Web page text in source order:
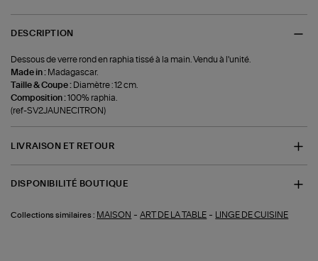
DESCRIPTION
Dessous de verre rond en raphia tissé à la main. Vendu à l'unité.
Made in : Madagascar.
Taille & Coupe : Diamètre : 12 cm.
Composition :100% raphia.
(ref-SV2JAUNECITRON)
LIVRAISON ET RETOUR
DISPONIBILITÉ BOUTIQUE
Collections similaires : MAISON -ART DE LA TABLE - LINGE DE CUISINE